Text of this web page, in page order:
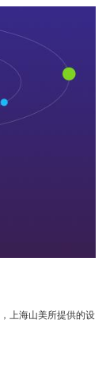
，上海山美所提供的设